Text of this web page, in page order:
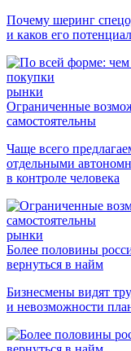
Почему шеринг
и каков его потенциал
рынки
Ограниченные
самостоятельны
Чаще всего
отдельными
в контроле человека
рынки
Более половины
вернуться в найм
Бизнесмены видят
и невозможности